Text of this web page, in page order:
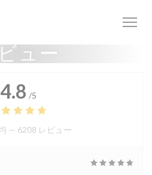
ュー
4.8 /5
— 6208 レビュー